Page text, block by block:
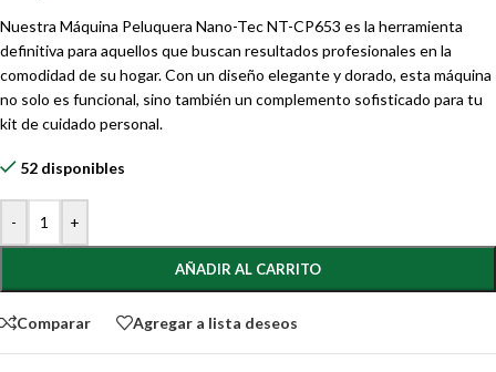
Nuestra Máquina Peluquera Nano-Tec NT-CP653 es la herramienta
definitiva para aquellos que buscan resultados profesionales en la
comodidad de su hogar. Con un diseño elegante y dorado, esta máquina
no solo es funcional, sino también un complemento sofisticado para tu
kit de cuidado personal.
52 disponibles
- +
AÑADIR AL CARRITO
Comparar Agregar a lista deseos